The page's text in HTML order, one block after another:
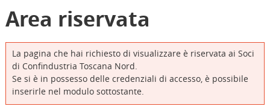
Area riservata
La pagina che hai richiesto di visualizzare è riservata ai Soci
di Confindustria Toscana Nord.
Se si è in possesso delle credenziali di accesso, è possibile
inserirle nel modulo sottostante.